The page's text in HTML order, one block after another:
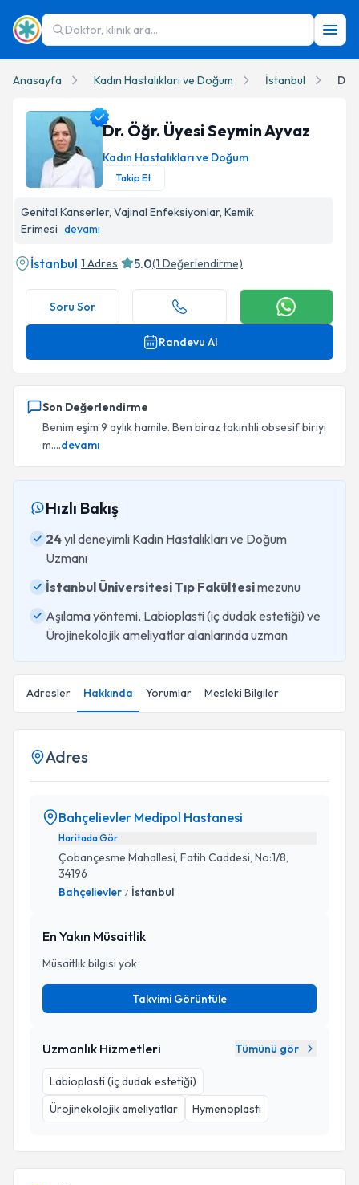
Doktor, klinik ara...
Anasayfa Kadın Hastalıkları ve Doğum İstanbul Dr.
Dr. Öğr. Üyesi Seymin Ayvaz
Kadın Hastalıkları ve Doğum
Takip Et
Genital Kanserler, Vajinal Enfeksiyonlar, Kemik
Erimesi devamı
İstanbul 1 Adres 5.0(1 Değerlendirme)
Soru Sor
Randevu Al
Son Değerlendirme
Benim eşim 9 aylık hamile. Ben biraz takıntıli obsesif biriyi
m....devamı
Hızlı Bakış
24yıl deneyimli Kadın Hastalıkları ve Doğum
Uzmanı
İstanbul Üniversitesi Tıp Fakültesimezunu
Aşılama yöntemi, Labioplasti (iç dudak estetiği) ve
Ürojinekolojik ameliyatlar alanlarında uzman
Adresler Hakkında Yorumlar Mesleki Bilgiler
Adres
Bahçelievler Medipol Hastanesi
Haritada Gör
Çobançesme Mahallesi, Fatih Caddesi, No:1/8,
34196
Bahçelievler / İstanbul
En Yakın Müsaitlik
Müsaitlik bilgisi yok
Takvimi Görüntüle
Uzmanlık Hizmetleri Tümünü gör
Labioplasti (iç dudak estetiği)
Ürojinekolojik ameliyatlar
Hymenoplasti